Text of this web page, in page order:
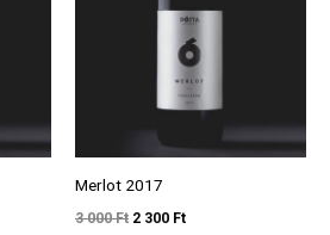
Merlot 2017
3 000Ft 2 300 Ft